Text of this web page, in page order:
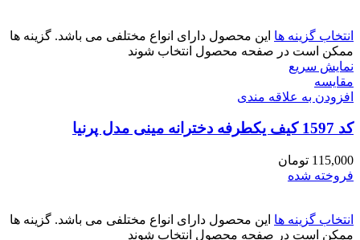
انتخاب گزینه ها این محصول دارای انواع مختلفی می باشد. گزینه ها
ممکن است در صفحه محصول انتخاب شوند
نمایش سریع
مقايسه
افزودن به علاقه مندی
کد 1597 کیف یکطرفه دخترانه مینی مدل پرنیا
115,000 تومان
فروخته شده
انتخاب گزینه ها این محصول دارای انواع مختلفی می باشد. گزینه ها
ممکن است در صفحه محصول انتخاب شوند